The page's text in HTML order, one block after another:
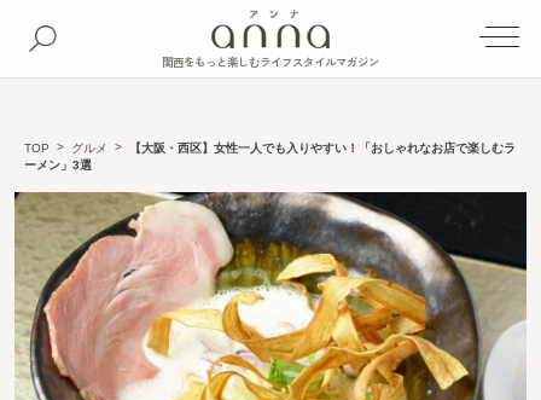
関西をもっと楽しむライフスタイルマガジン
TOP グルメ
【大阪・西区】女性一人でも入りやすい！「おしゃれなお店で楽しむラ
ーメン」3選